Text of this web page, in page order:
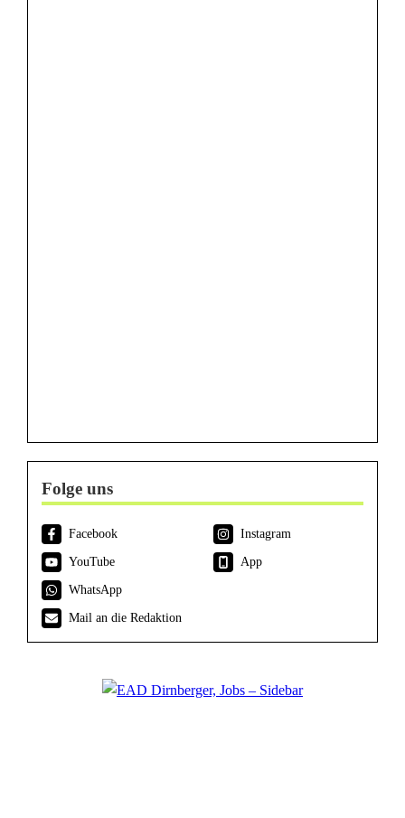
Folge uns
Facebook
Instagram
YouTube
App
WhatsApp
Mail an die Redaktion